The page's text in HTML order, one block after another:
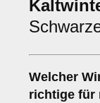
Welcher
richtige für